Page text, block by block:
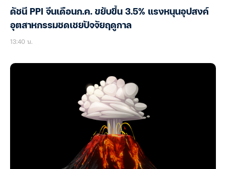
ดัชนี PPI จีนเดือนก.ค. ขยับขึ้น 3.5% แรงหนุนอุปสงค์
อุตสาหกรรมชดเชยปัจจัยฤดูกาล
13:40 น.